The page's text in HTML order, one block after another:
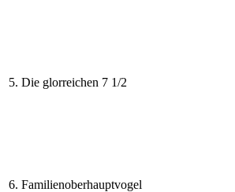
5. Die glorreichen 7 1/2
6. Familienoberhauptvogel